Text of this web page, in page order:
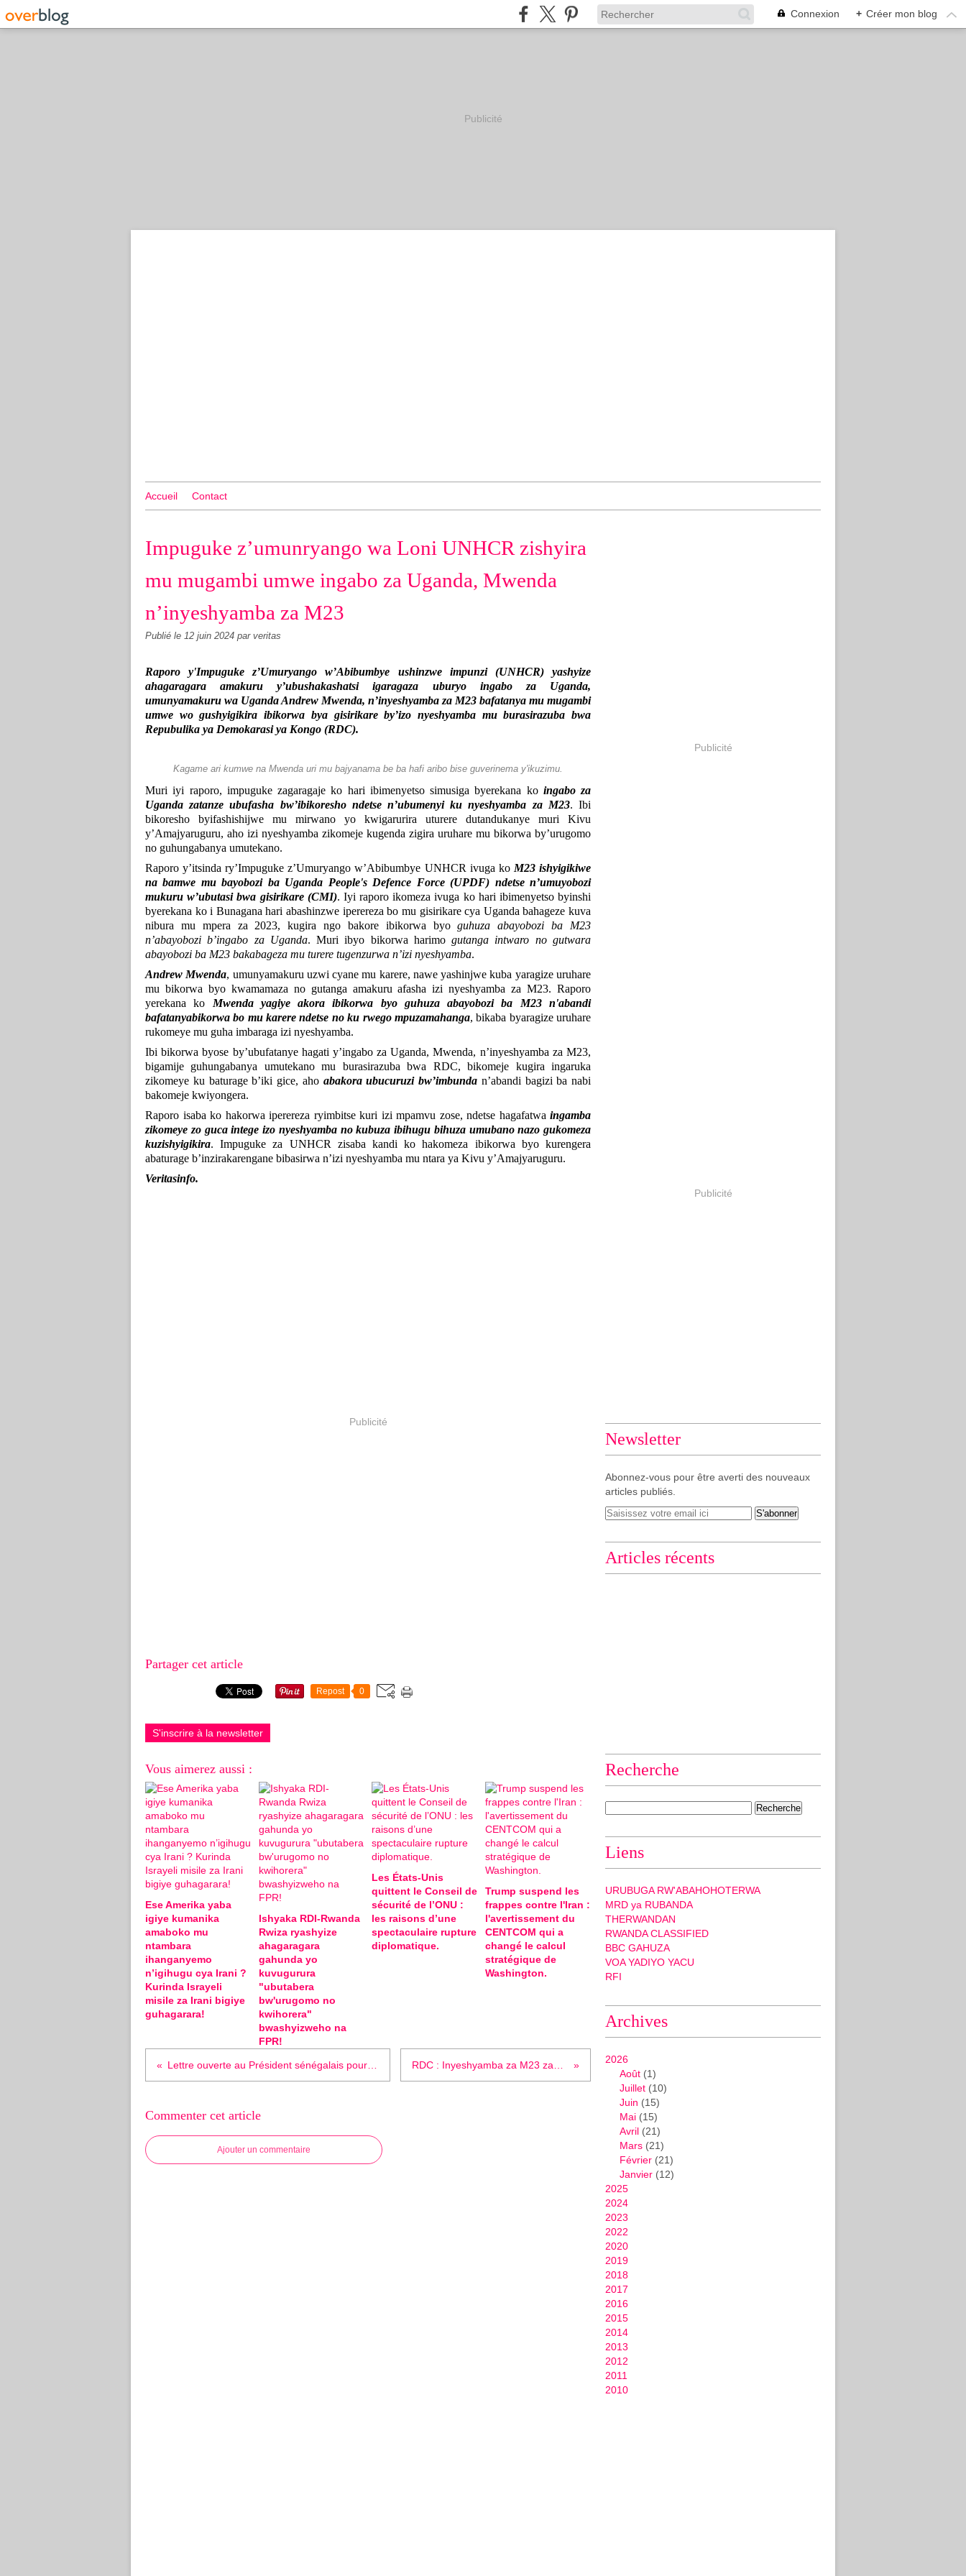
Connexion + Créer mon blog
Publicité
Accueil Contact
Impuguke z’umunryango wa Loni UNHCR zishyira
mu mugambi umwe ingabo za Uganda, Mwenda
n’inyeshyamba za M23
Publié le 12 juin 2024 par veritas
Raporo y'Impuguke z’Umuryango w’Abibumbye ushinzwe impunzi (UNHCR) yashyize
ahagaragara amakuru y’ubushakashatsi igaragaza uburyo ingabo za Uganda,
umunyamakuru wa Uganda Andrew Mwenda, n’inyeshyamba za M23 bafatanya mu mugambi
umwe wo gushyigikira ibikorwa bya gisirikare by’izo nyeshyamba mu burasirazuba bwa
Repubulika ya Demokarasi ya Kongo (RDC).
Kagame ari kumwe na Mwenda uri mu bajyanama be ba hafi aribo bise guverinema y'ikuzimu.
Muri iyi raporo, impuguke zagaragaje ko hari ibimenyetso simusiga byerekana ko ingabo za
Uganda zatanze ubufasha bw’ibikoresho ndetse n’ubumenyi ku nyeshyamba za M23. Ibi
bikoresho byifashishijwe mu mirwano yo kwigarurira uturere dutandukanye muri Kivu
y’Amajyaruguru, aho izi nyeshyamba zikomeje kugenda zigira uruhare mu bikorwa by’urugomo
no guhungabanya umutekano.
Raporo y’itsinda ry’Impuguke z’Umuryango w’Abibumbye UNHCR ivuga ko M23 ishyigikiwe
na bamwe mu bayobozi ba Uganda People's Defence Force (UPDF) ndetse n’umuyobozi
mukuru w’ubutasi bwa gisirikare (CMI). Iyi raporo ikomeza ivuga ko hari ibimenyetso byinshi
byerekana ko i Bunagana hari abashinzwe iperereza bo mu gisirikare cya Uganda bahageze kuva
nibura mu mpera za 2023, kugira ngo bakore ibikorwa byoguhuza abayobozi ba M23
n’abayobozi b’ingabo za Uganda. Muri ibyo bikorwa harimogutanga intwaro no gutwara
abayobozi ba M23 bakabageza mu turere tugenzurwa n’izi nyeshyamba.
Andrew Mwenda, umunyamakuru uzwi cyane mu karere, nawe yashinjwe kuba yaragize uruhare
mu bikorwa byo kwamamaza no gutanga amakuru afasha izi nyeshyamba za M23. Raporo
yerekana ko Mwenda yagiye akora ibikorwa byo guhuza abayobozi ba M23 n'abandi
bafatanyabikorwa bo mu karere ndetse no ku rwego mpuzamahanga, bikaba byaragize uruhare
rukomeye mu guha imbaraga izi nyeshyamba.
Ibi bikorwa byose by’ubufatanye hagati y’ingabo za Uganda, Mwenda, n’inyeshyamba za M23,
bigamije guhungabanya umutekano mu burasirazuba bwa RDC, bikomeje kugira ingaruka
zikomeye ku baturage b’iki gice, aho abakora ubucuruzi bw’imbunda n’abandi bagizi ba nabi
bakomeje kwiyongera.
Raporo isaba ko hakorwa iperereza ryimbitse kuri izi mpamvu zose, ndetse hagafatwa ingamba
zikomeye zo guca intege izo nyeshyamba no kubuza ibihugu bihuza umubano nazo gukomeza
kuzishyigikira. Impuguke za UNHCR zisaba kandi ko hakomeza ibikorwa byo kurengera
abaturage b’inzirakarengane bibasirwa n’izi nyeshyamba mu ntara ya Kivu y’Amajyaruguru.
Veritasinfo.
Publicité
Partager cet article
Repost 0
S'inscrire à la newsletter
Vous aimerez aussi :
Ese Amerika yaba
igiye kumanika
amaboko mu
ntambara
ihanganyemo
n’igihugu cya Irani ?
Kurinda Israyeli
misile za Irani bigiye
guhagarara!
Ishyaka RDI-Rwanda
Rwiza ryashyize
ahagaragara
gahunda yo
kuvugurura
"ubutabera
bw'urugomo no
kwihorera"
bwashyizweho na
FPR!
Les États-Unis
quittent le Conseil de
sécurité de l’ONU :
les raisons d’une
spectaculaire rupture
diplomatique.
Trump suspend les
frappes contre l'Iran :
l'avertissement du
CENTCOM qui a
changé le calcul
stratégique de
Washington.
Commenter cet article
Ajouter un commentaire
Publicité
Publicité
Newsletter
Abonnez-vous pour être averti des nouveaux
articles publiés.
Articles récents
Recherche
Liens
URUBUGA RW'ABAHOHOTERWA
MRD ya RUBANDA
THERWANDAN
RWANDA CLASSIFIED
BBC GAHUZA
VOA YADIYO YACU
RFI
Archives
2026
Août (1)
Juillet (10)
Juin (15)
Mai (15)
Avril (21)
Mars (21)
Février (21)
Janvier (12)
2025
2024
2023
2022
2020
2019
2018
2017
2016
2015
2014
2013
2012
2011
2010